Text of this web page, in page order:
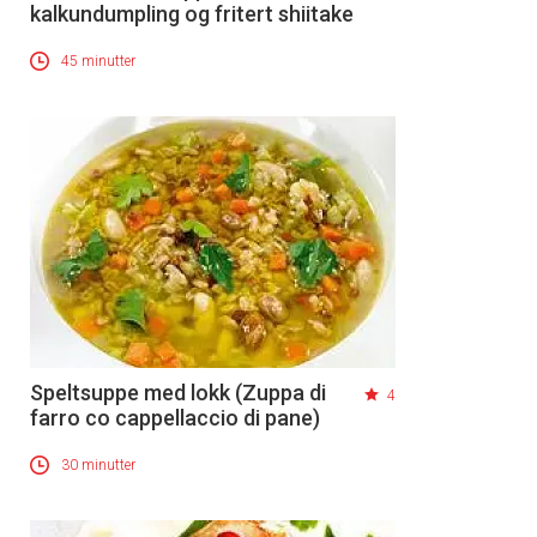
kalkundumpling og fritert shiitake
45 minutter
Speltsuppe med lokk (Zuppa di
farro co cappellaccio di pane)
4
30 minutter